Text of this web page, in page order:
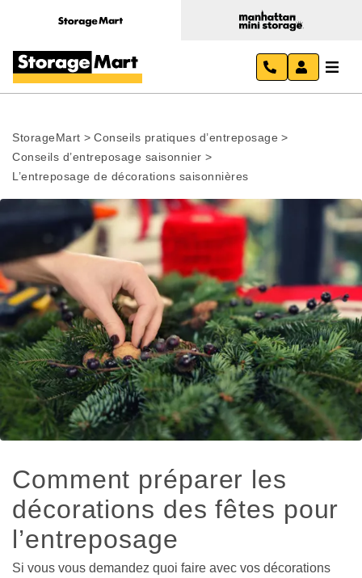
StorageMart > Conseils pratiques d’entreposage >
Conseils d’entreposage saisonnier >
L’entreposage de décorations saisonnières
Comment préparer les
décorations des fêtes pour
l’entreposage
Si vous vous demandez quoi faire avec vos décorations